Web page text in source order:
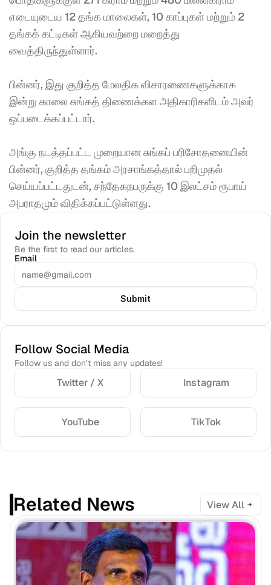
எடையுடைய 12 தங்க மாலைகள், 10 காப்புகள் மற்றும் 2
தங்கக் கட்டிகள் ஆகியவற்றை மறைத்து
வைத்திருந்துள்ளார்.
பின்னர், இது குறித்த மேலதிக விசாரணைகளுக்காக
இன்று காலை சுங்கத் திணைக்கள அதிகாரிகளிடம் அவர்
ஒப்படைக்கப்பட்டார்.
அங்கு நடத்தப்பட்ட முறையான சுங்கப் பரிசோதனையின்
பின்னர், குறித்த தங்கம் அரசாங்கத்தால் பறிமுதல்
செய்யப்பட்டதுடன், சந்தேகநபருக்கு 10 இலட்சம் ரூபாய்
அபராதமும் விதிக்கப்பட்டுள்ளது.
Join the newsletter
Be the first to read our articles.
Email
Submit
Follow Social Media
Follow us and don’t miss any updates!
Twitter / X Instagram
YouTube TikTok
Related News View All